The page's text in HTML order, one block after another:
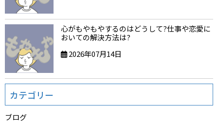
心がもやもやするのはどうして?仕事や恋愛に
おいての解決方法は?
2026年07月14日
カテゴリー
ブログ